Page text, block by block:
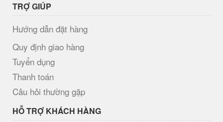
TRỢ GIÚP
Hướng dẫn đặt hàng
Quy định giao hàng
Tuyển dụng
Thanh toán
Câu hỏi thường gặp
HỖ TRỢ KHÁCH HÀNG